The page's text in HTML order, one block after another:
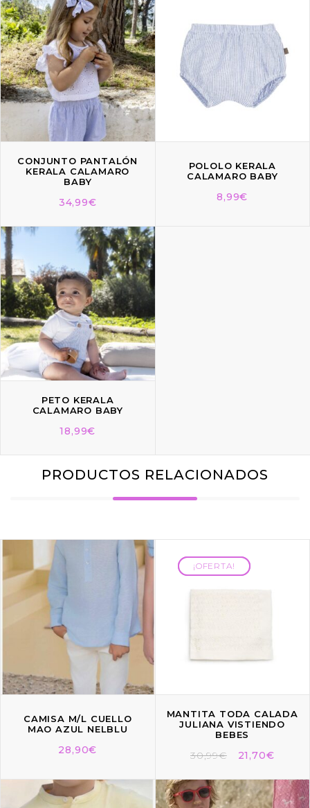
CONJUNTO PANTALÓN
KERALA CALAMARO
BABY
34,99€
POLOLO KERALA
CALAMARO BABY
8,99€
PETO KERALA
CALAMARO BABY
18,99€
PRODUCTOS RELACIONADOS
CAMISA M/L CUELLO
MAO AZUL NELBLU
28,90€
¡OFERTA!
¡OFERTA!
MANTITA TODA CALADA
JULIANA VISTIENDO
BEBES
30,99€ 21,70€